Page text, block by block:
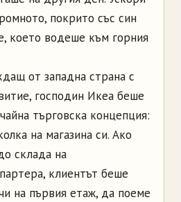
покрито със син
което водеше към горния
от западна страна с
господин Икеа беше
търговска концепция:
на магазина си. Ако
склада на
клиентът беше
на първия етаж, да поеме